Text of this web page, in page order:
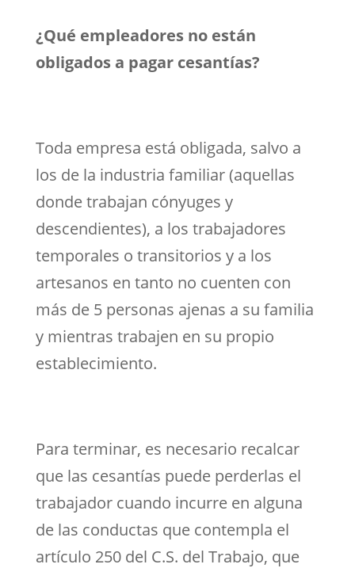
¿Qué empleadores no están
obligados a pagar cesantías?
Toda empresa está obligada, salvo a
los de la industria familiar (aquellas
donde trabajan cónyuges y
descendientes), a los trabajadores
temporales o transitorios y a los
artesanos en tanto no cuenten con
más de 5 personas ajenas a su familia
y mientras trabajen en su propio
establecimiento.
Para terminar, es necesario recalcar
que las cesantías puede perderlas el
trabajador cuando incurre en alguna
de las conductas que contempla el
artículo 250 del C.S. del Trabajo, que